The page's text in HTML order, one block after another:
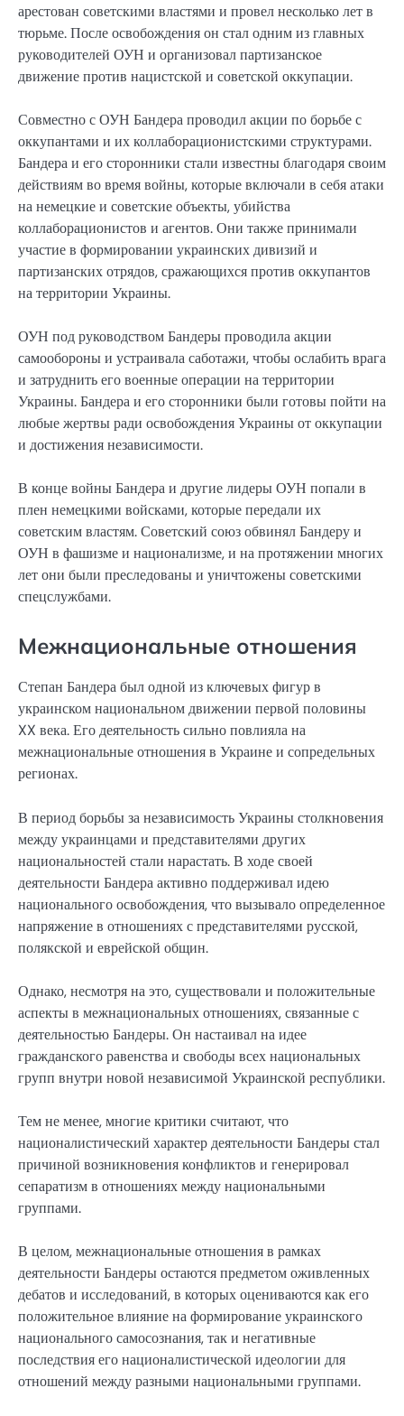
арестован советскими властями и провел несколько лет в
тюрьме. После освобождения он стал одним из главных
руководителей ОУН и организовал партизанское
движение против нацистской и советской оккупации.
Совместно с ОУН Бандера проводил акции по борьбе с
оккупантами и их коллаборационистскими структурами.
Бандера и его сторонники стали известны благодаря своим
действиям во время войны, которые включали в себя атаки
на немецкие и советские объекты, убийства
коллаборационистов и агентов. Они также принимали
участие в формировании украинских дивизий и
партизанских отрядов, сражающихся против оккупантов
на территории Украины.
ОУН под руководством Бандеры проводила акции
самообороны и устраивала саботажи, чтобы ослабить врага
и затруднить его военные операции на территории
Украины. Бандера и его сторонники были готовы пойти на
любые жертвы ради освобождения Украины от оккупации
и достижения независимости.
В конце войны Бандера и другие лидеры ОУН попали в
плен немецкими войсками, которые передали их
советским властям. Советский союз обвинял Бандеру и
ОУН в фашизме и национализме, и на протяжении многих
лет они были преследованы и уничтожены советскими
спецслужбами.
Межнациональные отношения
Степан Бандера был одной из ключевых фигур в
украинском национальном движении первой половины
XX века. Его деятельность сильно повлияла на
межнациональные отношения в Украине и сопредельных
регионах.
В период борьбы за независимость Украины столкновения
между украинцами и представителями других
национальностей стали нарастать. В ходе своей
деятельности Бандера активно поддерживал идею
национального освобождения, что вызывало определенное
напряжение в отношениях с представителями русской,
полякской и еврейской общин.
Однако, несмотря на это, существовали и положительные
аспекты в межнациональных отношениях, связанные с
деятельностью Бандеры. Он настаивал на идее
гражданского равенства и свободы всех национальных
групп внутри новой независимой Украинской республики.
Тем не менее, многие критики считают, что
националистический характер деятельности Бандеры стал
причиной возникновения конфликтов и генерировал
сепаратизм в отношениях между национальными
группами.
В целом, межнациональные отношения в рамках
деятельности Бандеры остаются предметом оживленных
дебатов и исследований, в которых оцениваются как его
положительное влияние на формирование украинского
национального самосознания, так и негативные
последствия его националистической идеологии для
отношений между разными национальными группами.